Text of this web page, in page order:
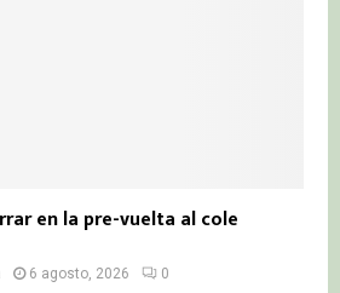
en la pre-vuelta al cole
6 agosto, 2026 0